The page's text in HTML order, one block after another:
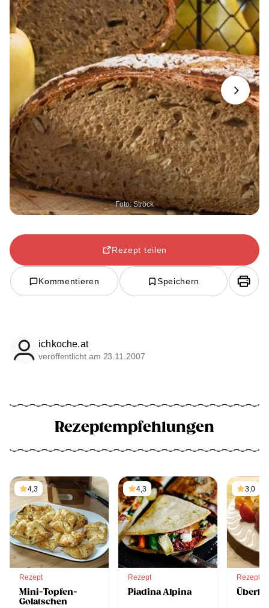
Foto: Ströck
Next
Rezept teilen
Kommentieren Speichern
ichkoche.at
veröffentlicht am 23.11.2007
Rezeptempfehlungen
4,3
Rezept
Mini-Topfen-
Golatschen
4,3
Rezept
Piadina Alpina
3,0
Rezept